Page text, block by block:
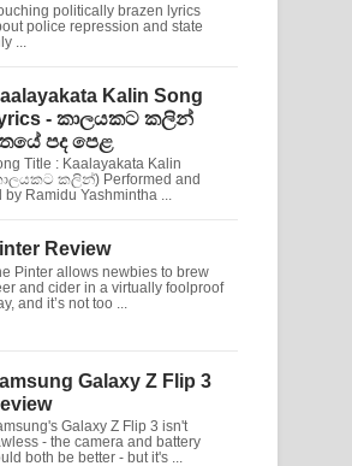
politically brazen lyrics
police repression and state
...
Kalin Song
- කාලයකට කලින්
පද පෙළ
Title : Kaalayakata Kalin
කලින්) Performed and
Ramidu Yashmintha ...
Review
Pinter allows newbies to brew
and cider in a virtually foolproof
and it’s not too ...
Galaxy Z Flip 3
Galaxy Z Flip 3 isn't
- the camera and battery
both be better - but it's ...